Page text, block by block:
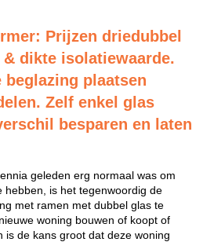
Prijzen driedubbel
& dikte isolatiewaarde.
beglazing plaatsen
Zelf enkel glas
besparen en laten
geleden erg normaal was om
hebben, is het tegenwoordig de
met ramen met dubbel glas te
woning bouwen of koopt of
is de kans groot dat deze woning